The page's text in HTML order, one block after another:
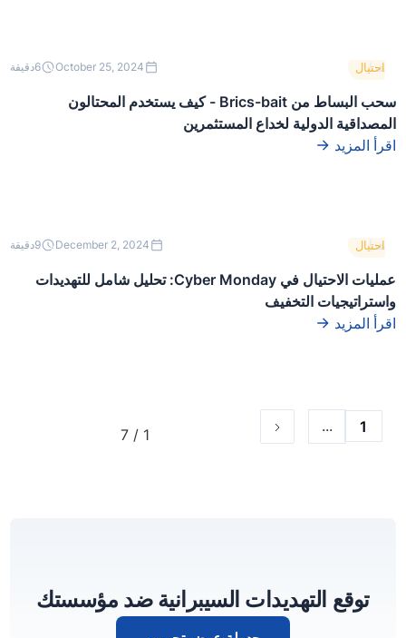
هذا
كتلة
div.
احتيال October 25, 2024
6دقيقة
سحب البساط من Brics-bait - كيف يستخدم المحتالون
المصداقية الدولية لخداع المستثمرين
اقرأ المزيد
هذا
داخل
كتلة
div.
احتيال December 2, 2024
9دقيقة
عمليات الاحتيال في Cyber Monday: تحليل شامل للتهديدات
واستراتيجيات التخفيف
اقرأ المزيد
1
...
1 / 7
توقع التهديدات السيبرانية ضد مؤسستك